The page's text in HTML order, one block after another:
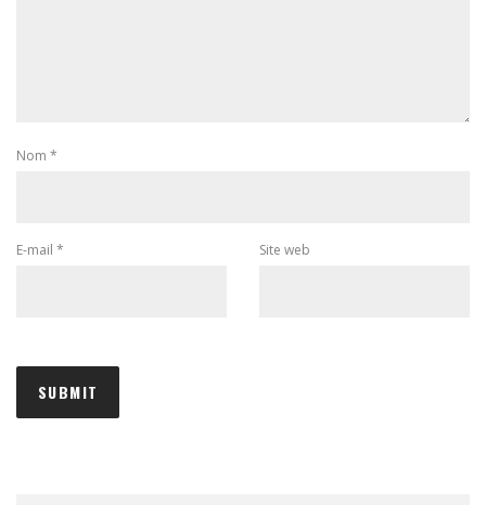
Nom *
E-mail * Site web